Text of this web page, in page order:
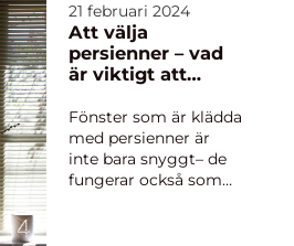
utbud av medier, från
aggressiva kemikalier
till känsliga biologiska
...
21 februari 2024
Att välja
persienner – vad
är viktigt att
Fönster som är klädda
med persienner är
inte bara snyggt– de
fungerar också som